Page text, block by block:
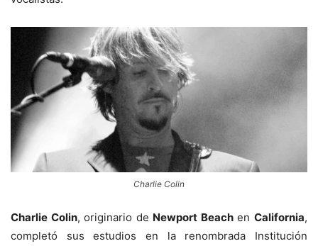
Charlie Colin
Charlie Colin, originario de Newport BeachenCalifornia,
completó sus estudios en la renombrada Institución